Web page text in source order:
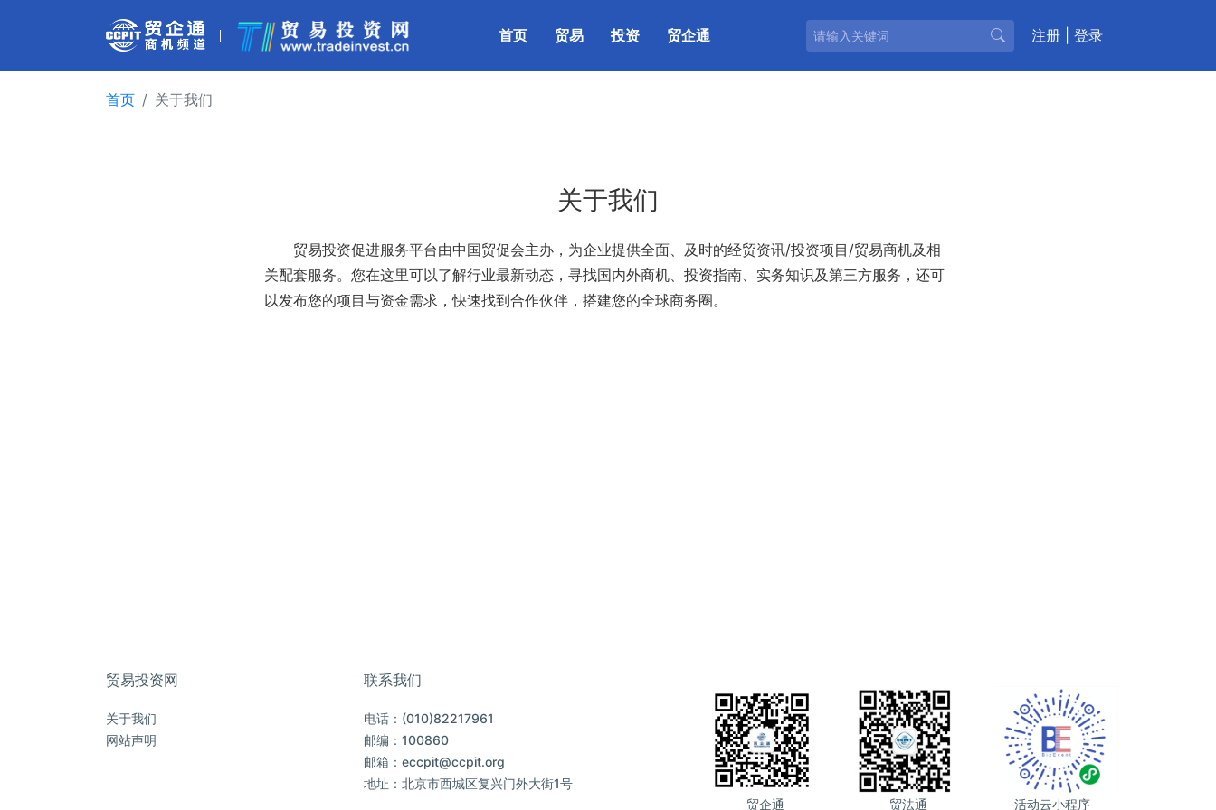
首页(current)
贸易 投资 贸企通 注册 登录
首页 关于我们
关于我们
贸易投资促进服务平台由中国贸促会主办，为企业提供全面、及时的经贸资讯/投资项目/贸易商机及相
关配套服务。您在这里可以了解行业最新动态，寻找国内外商机、投资指南、实务知识及第三方服务，还可
以发布您的项目与资金需求，快速找到合作伙伴，搭建您的全球商务圈。
贸易投资网
关于我们
网站声明
联系我们
电话：(010)82217961
邮编：100860
邮箱：eccpit@ccpit.org
地址：北京市西城区复兴门外大街1号
贸企通
贸法通 活动云小程序